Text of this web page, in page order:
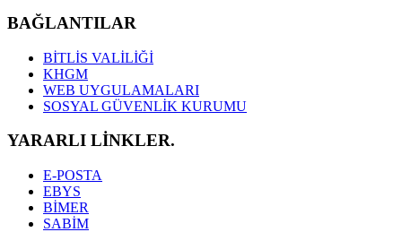
BAĞLANTILAR
BİTLİS VALİLİĞİ
KHGM
WEB UYGULAMALARI
SOSYAL GÜVENLİK KURUMU
YARARLI LİNKLER.
E-POSTA
EBYS
BİMER
SABİM